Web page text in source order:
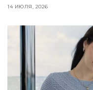
14 ИЮЛЯ, 2026